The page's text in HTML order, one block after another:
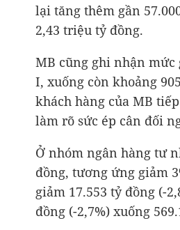
lại tăng thêm gần
2,43 triệu tỷ đồng.
MB cũng ghi nhận
I, xuống còn khoảng
khách hàng của MB
làm rõ sức ép cân đối
Ở nhóm ngân hàng tư
đồng, tương ứng giảm
giảm 17.553 tỷ đồng (-
đồng (-2,7%) xuống